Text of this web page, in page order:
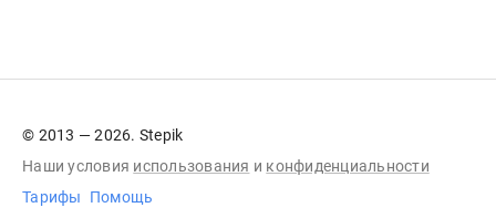
© 2013 — 2026. Stepik
Наши условия использования и конфиденциальности
Тарифы
Помощь